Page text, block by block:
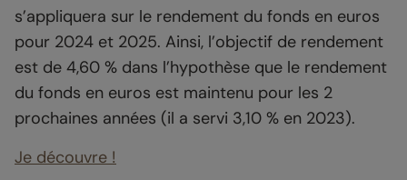
s’appliquera sur le rendement du fonds en euros
pour 2024 et 2025. Ainsi, l’objectif de rendement
est de 4,60 % dans l’hypothèse que le rendement
du fonds en euros est maintenu pour les 2
prochaines années (il a servi 3,10 % en 2023).
Je découvre !